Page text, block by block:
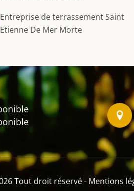
Entreprise de terrassement Saint
Etienne De Mer Morte
Tout droit réservé - Mentions